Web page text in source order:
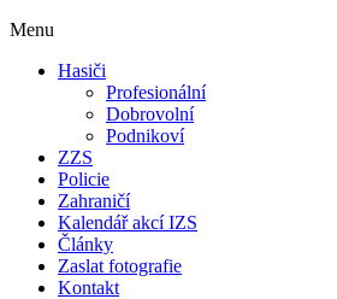
Menu
Hasiči
Profesionální
Dobrovolní
Podnikoví
ZZS
Policie
Zahraničí
Kalendář akcí IZS
Články
Zaslat fotografie
Kontakt